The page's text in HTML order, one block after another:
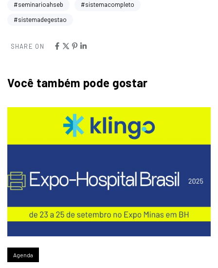
#seminarioahseb
#sistemacompleto
#sistemadegestao
SHARE ON
Você também pode gostar
Agenda